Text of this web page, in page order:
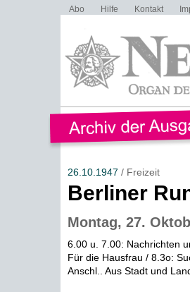
Abo Hilfe Kontakt
26.10.1947 / Freizeit
Berliner
Montag, 27.
6.00 u. 7.00: Nachrichten
Für die Hausfrau / 8.3o:
Anschl.. Aus Stadt und